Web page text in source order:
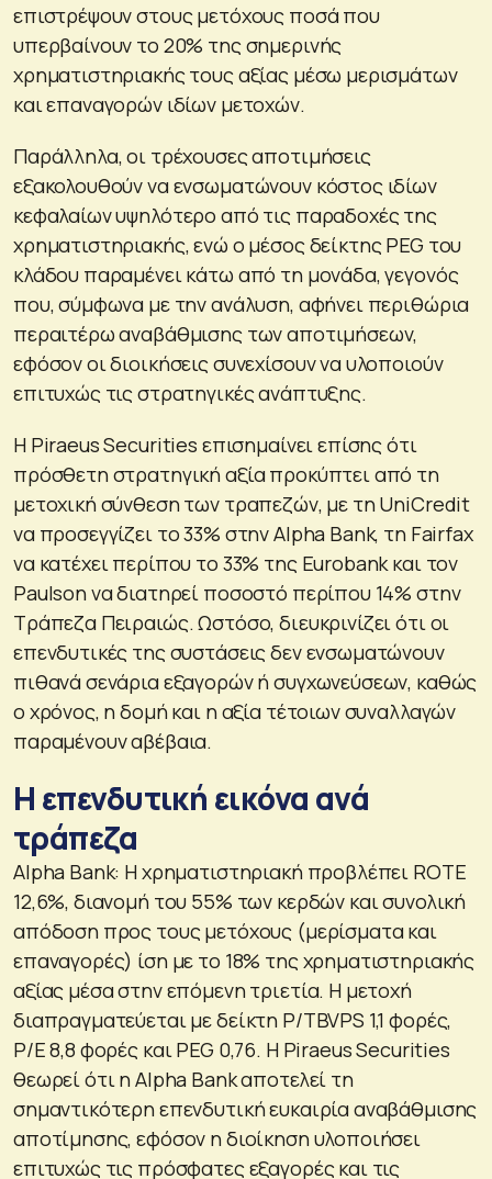
επιστρέψουν στους μετόχους ποσά που
υπερβαίνουν το 20% της σημερινής
χρηματιστηριακής τους αξίας μέσω μερισμάτων
και επαναγορών ιδίων μετοχών.
Παράλληλα, οι τρέχουσες αποτιμήσεις
εξακολουθούν να ενσωματώνουν κόστος ιδίων
κεφαλαίων υψηλότερο από τις παραδοχές της
χρηματιστηριακής, ενώ ο μέσος δείκτης PEG του
κλάδου παραμένει κάτω από τη μονάδα, γεγονός
που, σύμφωνα με την ανάλυση, αφήνει περιθώρια
περαιτέρω αναβάθμισης των αποτιμήσεων,
εφόσον οι διοικήσεις συνεχίσουν να υλοποιούν
επιτυχώς τις στρατηγικές ανάπτυξης.
Η Piraeus Securities επισημαίνει επίσης ότι
πρόσθετη στρατηγική αξία προκύπτει από τη
μετοχική σύνθεση των τραπεζών, με τη UniCredit
να προσεγγίζει το 33% στην Alpha Bank, τη Fairfax
να κατέχει περίπου το 33% της Eurobank και τον
Paulson να διατηρεί ποσοστό περίπου 14% στην
Τράπεζα Πειραιώς. Ωστόσο, διευκρινίζει ότι οι
επενδυτικές της συστάσεις δεν ενσωματώνουν
πιθανά σενάρια εξαγορών ή συγχωνεύσεων, καθώς
ο χρόνος, η δομή και η αξία τέτοιων συναλλαγών
παραμένουν αβέβαια.
Η επενδυτική εικόνα ανά
τράπεζα
Alpha Bank: Η χρηματιστηριακή προβλέπει ROTE
12,6%, διανομή του 55% των κερδών και συνολική
απόδοση προς τους μετόχους (μερίσματα και
επαναγορές) ίση με το 18% της χρηματιστηριακής
αξίας μέσα στην επόμενη τριετία. Η μετοχή
διαπραγματεύεται με δείκτη P/TBVPS 1,1 φορές,
P/E 8,8 φορές και PEG 0,76. Η Piraeus Securities
θεωρεί ότι η Alpha Bank αποτελεί τη
σημαντικότερη επενδυτική ευκαιρία αναβάθμισης
αποτίμησης, εφόσον η διοίκηση υλοποιήσει
επιτυχώς τις πρόσφατες εξαγορές και τις